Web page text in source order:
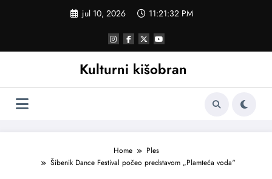
jul 10, 2026 11:21:32 PM
Kulturni kišobran
Home
Ples
Šibenik Dance Festival počeo predstavom „Plamteća voda“